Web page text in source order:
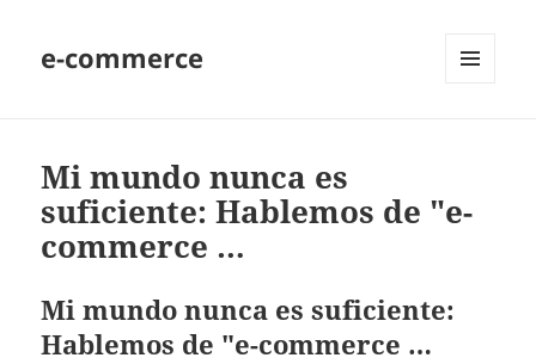
e-commerce
Mi mundo nunca es
suficiente: Hablemos de "e-
commerce …
Mi mundo nunca es suficiente:
Hablemos de "e-commerce …